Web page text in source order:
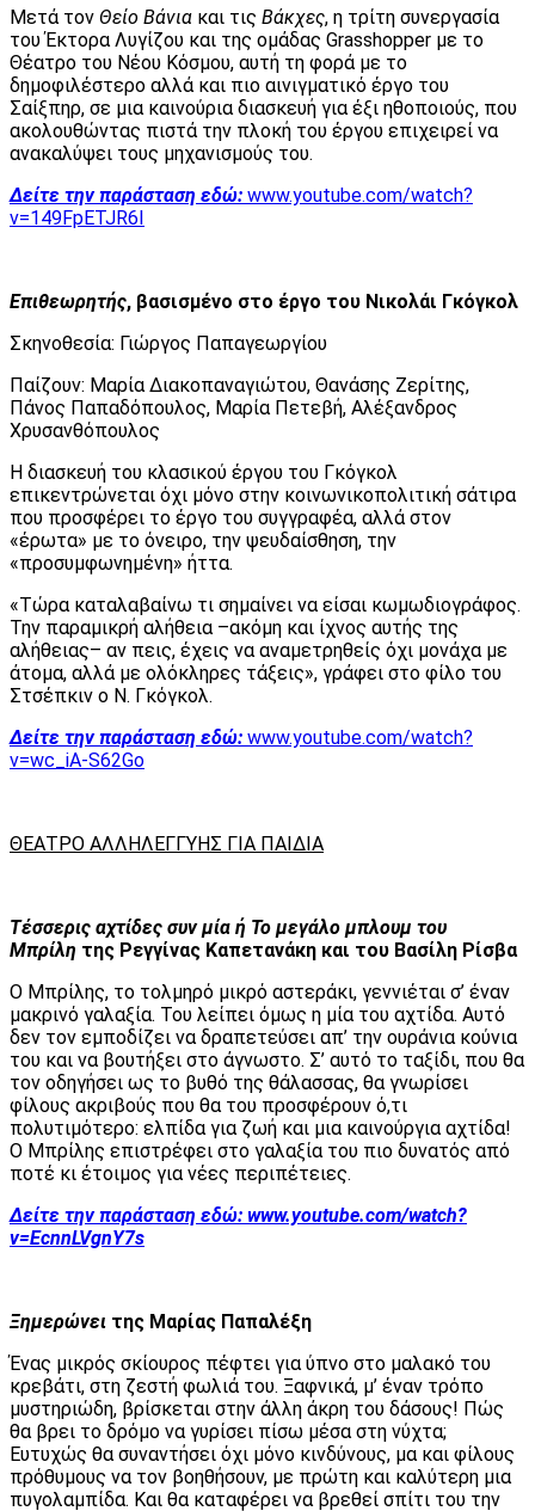
Μετά τον Θείο Βάνια και τις Βάκχες, η τρίτη συνεργασία
του Έκτορα Λυγίζου και της ομάδας Grasshopper με το
Θέατρο του Νέου Κόσμου, αυτή τη φορά με το
δημοφιλέστερο αλλά και πιο αινιγματικό έργο του
Σαίξπηρ, σε μια καινούρια διασκευή για έξι ηθοποιούς, που
ακολουθώντας πιστά την πλοκή του έργου επιχειρεί να
ανακαλύψει τους μηχανισμούς του.
Δείτε την παράσταση εδώ: www.youtube.com/watch?
v=149FpETJR6I
Επιθεωρητής, βασισμένο στο έργο του Νικολάι Γκόγκολ
Σκηνοθεσία: Γιώργος Παπαγεωργίου
Παίζουν: Μαρία Διακοπαναγιώτου, Θανάσης Ζερίτης,
Πάνος Παπαδόπουλος, Μαρία Πετεβή, Αλέξανδρος
Χρυσανθόπουλος
Η διασκευή του κλασικού έργου του Γκόγκολ
επικεντρώνεται όχι μόνο στην κοινωνικοπολιτική σάτιρα
που προσφέρει το έργο του συγγραφέα, αλλά στον
«έρωτα» με το όνειρο, την ψευδαίσθηση, την
«προσυμφωνημένη» ήττα.
«Τώρα καταλαβαίνω τι σημαίνει να είσαι κωμωδιογράφος.
Την παραμικρή αλήθεια –ακόμη και ίχνος αυτής της
αλήθειας– αν πεις, έχεις να αναμετρηθείς όχι μονάχα με
άτομα, αλλά με ολόκληρες τάξεις», γράφει στο φίλο του
Στσέπκιν ο Ν. Γκόγκολ.
Δείτε την παράσταση εδώ: www.youtube.com/watch?
v=wc_iA-S62Go
ΘΕΑΤΡΟ ΑΛΛΗΛΕΓΓΥΗΣ ΓΙΑ ΠΑΙΔΙΑ
Τέσσερις αχτίδες συν μία ή Το μεγάλο μπλουμ του
Μπρίλη της Ρεγγίνας Καπετανάκη και του Βασίλη Ρίσβα
Ο Μπρίλης, το τολμηρό μικρό αστεράκι, γεννιέται σ’ έναν
μακρινό γαλαξία. Του λείπει όμως η μία του αχτίδα. Αυτό
δεν τον εμποδίζει να δραπετεύσει απ’ την ουράνια κούνια
του και να βουτήξει στο άγνωστο. Σ’ αυτό το ταξίδι, που θα
τον οδηγήσει ως το βυθό της θάλασσας, θα γνωρίσει
φίλους ακριβούς που θα του προσφέρουν ό,τι
πολυτιμότερο: ελπίδα για ζωή και μια καινούργια αχτίδα!
Ο Μπρίλης επιστρέφει στο γαλαξία του πιο δυνατός από
ποτέ κι έτοιμος για νέες περιπέτειες.
Δείτε την παράσταση εδώ: www.youtube.com/watch?
v=EcnnLVgnY7s
Ξημερώνει της Μαρίας Παπαλέξη
Ένας μικρός σκίουρος πέφτει για ύπνο στο μαλακό του
κρεβάτι, στη ζεστή φωλιά του. Ξαφνικά, μ’ έναν τρόπο
μυστηριώδη, βρίσκεται στην άλλη άκρη του δάσους! Πώς
θα βρει το δρόμο να γυρίσει πίσω μέσα στη νύχτα;
Ευτυχώς θα συναντήσει όχι μόνο κινδύνους, μα και φίλους
πρόθυμους να τον βοηθήσουν, με πρώτη και καλύτερη μια
πυγολαμπίδα. Και θα καταφέρει να βρεθεί σπίτι του την